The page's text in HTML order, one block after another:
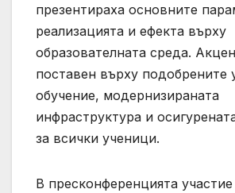
презентираха основните
реализацията и ефекта върху
образователната среда.
поставен върху подобрените
обучение, модернизираната
инфраструктура и
за всички ученици.
В пресконференцията